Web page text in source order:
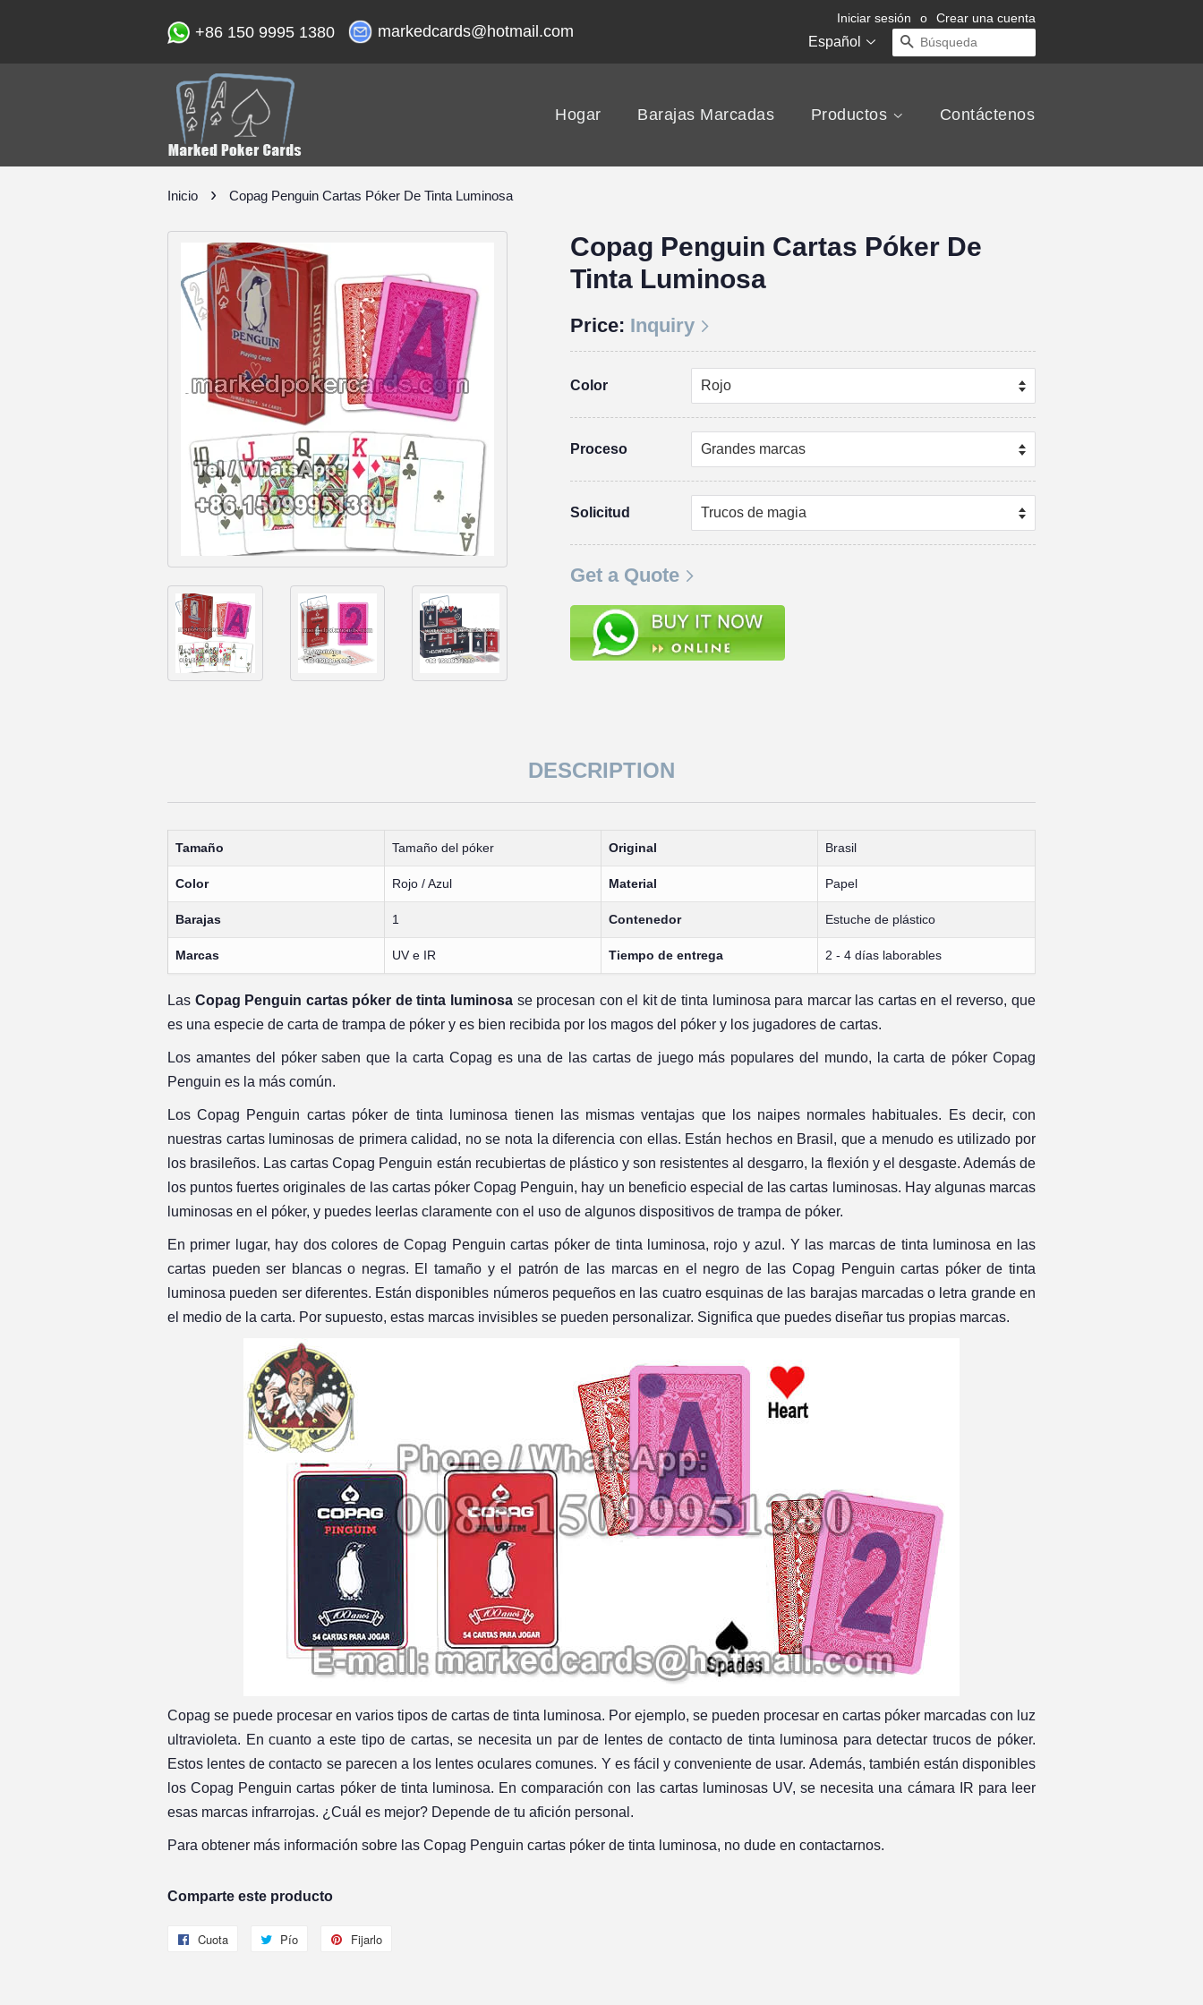
+86 150 9995 1380 markedcards@hotmail.com
Iniciar sesión o Crear una cuenta
Español BÚSQUEDA
Hogar Barajas Marcadas Productos Contáctenos
Inicio › Copag Penguin Cartas Póker De Tinta Luminosa
Copag Penguin Cartas Póker De
Tinta Luminosa
Price: Inquiry
Color
Proceso
Solicitud
Get a Quote
DESCRIPTION
Tamaño Tamaño del póker Original Brasil
Color Rojo / Azul Material Papel
Barajas 1 Contenedor Estuche de plástico
Marcas UV e IR Tiempo de entrega 2 - 4 días laborables
Las Copag Penguin cartas póker de tinta luminosase procesan con el kit de tinta luminosa para marcar las cartas en el reverso, que
es una especie de carta de trampa de póker y es bien recibida por los magos del póker y los jugadores de cartas.
Los amantes del póker saben que la carta Copag es una de las cartas de juego más populares del mundo, la carta de póker Copag
Penguin es la más común.
Los Copag Penguin cartas póker de tinta luminosa tienen las mismas ventajas que los naipes normales habituales. Es decir, con
nuestras cartas luminosas de primera calidad, no se nota la diferencia con ellas. Están hechos en Brasil, que a menudo es utilizado por
los brasileños. Las cartas Copag Penguin están recubiertas de plástico y son resistentes al desgarro, la flexión y el desgaste. Además de
los puntos fuertes originales de las cartas póker Copag Penguin, hay un beneficio especial de las cartas luminosas. Hay algunas marcas
luminosas en el póker, y puedes leerlas claramente con el uso de algunos dispositivos de trampa de póker.
En primer lugar, hay dos colores de Copag Penguin cartas póker de tinta luminosa, rojo y azul. Y las marcas de tinta luminosa en las
cartas pueden ser blancas o negras. El tamaño y el patrón de las marcas en el negro de las Copag Penguin cartas póker de tinta
luminosa pueden ser diferentes. Están disponibles números pequeños en las cuatro esquinas de las barajas marcadas o letra grande en
el medio de la carta. Por supuesto, estas marcas invisibles se pueden personalizar. Significa que puedes diseñar tus propias marcas.
Copag se puede procesar en varios tipos de cartas de tinta luminosa. Por ejemplo, se pueden procesar en cartas póker marcadas con luz
ultravioleta. En cuanto a este tipo de cartas, se necesita un par de lentes de contacto de tinta luminosa para detectar trucos de póker.
Estos lentes de contacto se parecen a los lentes oculares comunes. Y es fácil y conveniente de usar. Además, también están disponibles
los Copag Penguin cartas póker de tinta luminosa. En comparación con las cartas luminosas UV, se necesita una cámara IR para leer
esas marcas infrarrojas. ¿Cuál es mejor? Depende de tu afición personal.
Para obtener más información sobre las Copag Penguin cartas póker de tinta luminosa, no dude en contactarnos.
Comparte este producto
Cuota
CompartirPío
Twittear Fijarlo